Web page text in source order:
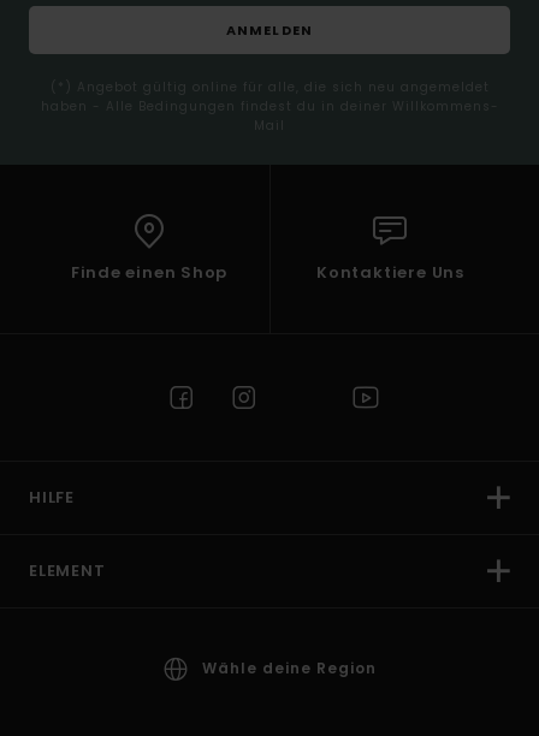
ANMELDEN
(*) Angebot gültig online für alle, die sich neu angemeldet
haben - Alle Bedingungen findest du in deiner Willkommens-
Mail
Finde einen Shop Kontaktiere Uns
HILFE
ELEMENT
Wähle deine Region